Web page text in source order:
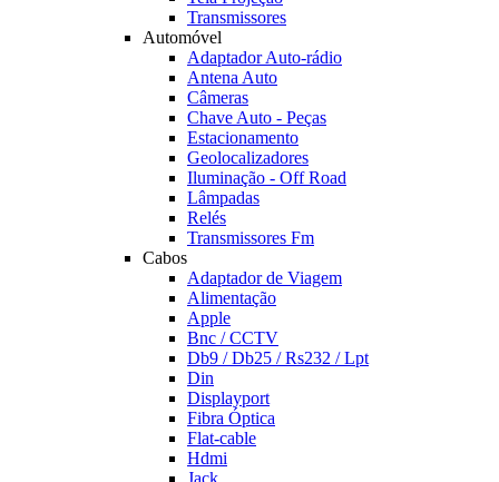
Transmissores
Automóvel
Adaptador Auto-rádio
Antena Auto
Câmeras
Chave Auto - Peças
Estacionamento
Geolocalizadores
Iluminação - Off Road
Lâmpadas
Relés
Transmissores Fm
Cabos
Adaptador de Viagem
Alimentação
Apple
Bnc / CCTV
Db9 / Db25 / Rs232 / Lpt
Din
Displayport
Fibra Óptica
Flat-cable
Hdmi
Jack